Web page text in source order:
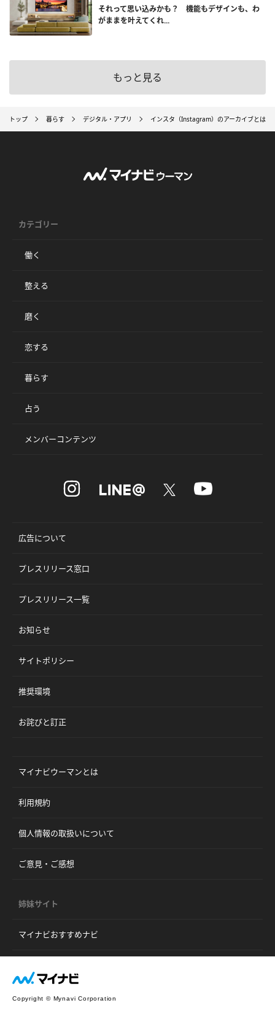
それって思い込みかも？ 機能もデザインも、わ
がままを叶えてくれ...
もっと見る
トップ 暮らす デジタル・アプリ インスタ（Instagram）のアーカイブとは
カテゴリー
働く
整える
磨く
恋する
暮らす
占う
メンバーコンテンツ
広告について
プレスリリース窓口
プレスリリース一覧
お知らせ
サイトポリシー
推奨環境
お詫びと訂正
マイナビウーマンとは
利用規約
個人情報の取扱いについて
ご意見・ご感想
姉妹サイト
マイナビおすすめナビ
Copyright © Mynavi Corporation